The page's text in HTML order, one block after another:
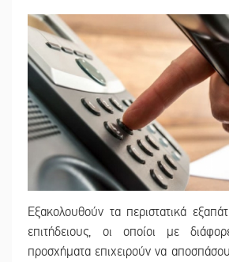
Εξακολουθούν τα περιστατικά
επιτήδειους, οι οποίοι με
προσχήματα επιχειρούν να